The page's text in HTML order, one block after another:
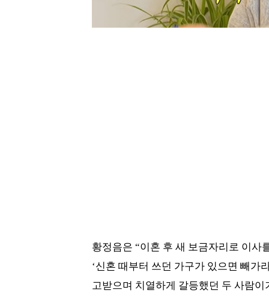
황정음은 “이혼 후 새 보금자리로 이사
‘신혼 때부터 쓰던 가구가 있으면 빼가
고받으며 치열하게 갈등했던 두 사람